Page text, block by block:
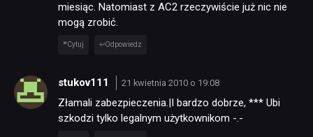
miesiąc. Natomiast z AC2 rzeczywiście już nic nie
mogą zrobić.
Cytuj Odpowiedz
stukov111 21 kwietnia 2010 o 19:08
Złamali zabezpieczenia.|I bardzo dobrze, *** Ubi
szkodzi tylko legalnym użytkownikom -.-